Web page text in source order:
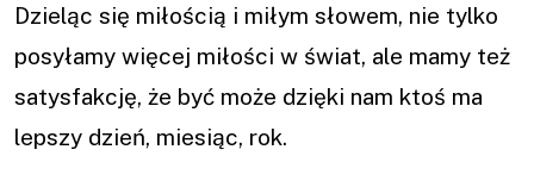
Dzieląc się miłością i miłym słowem, nie tylko
posyłamy więcej miłości w świat, ale mamy też
satysfakcję, że być może dzięki nam ktoś ma
lepszy dzień, miesiąc, rok.